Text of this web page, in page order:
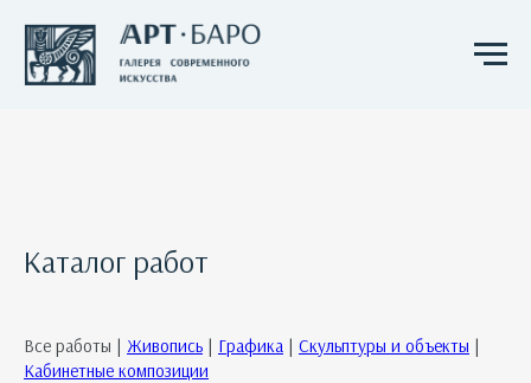
Каталог работ
Все работы | Живопись | Графика | Скульптуры и объекты |
Кабинетные композиции